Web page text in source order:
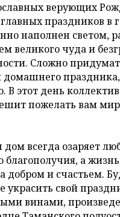
верующих
праздников в
наполнен светом,
великого чуда и
Сложно
домашнего
В этот день
пожелать вам
всегда озаряет
благополучия, а
добром и счастьем.
украсить свой
винами,